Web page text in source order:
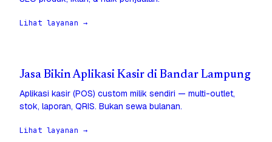
Lihat layanan →
Jasa Bikin Aplikasi Kasir di Bandar Lampung
Aplikasi kasir (POS) custom milik sendiri — multi-outlet,
stok, laporan, QRIS. Bukan sewa bulanan.
Lihat layanan →